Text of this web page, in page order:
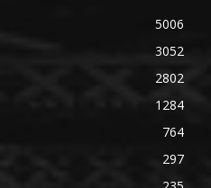
5006
3052
2802
1284
764
297